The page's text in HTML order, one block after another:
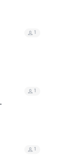
1
1
1